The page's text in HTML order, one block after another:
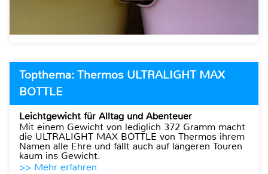
Topthema: Thermos ULTRALIGHT MAX
BOTTLE
Leichtgewicht für Alltag und Abenteuer
Mit einem Gewicht von lediglich 372 Gramm macht
die ULTRALIGHT MAX BOTTLE von Thermos ihrem
Namen alle Ehre und fällt auch auf längeren Touren
kaum ins Gewicht.
>> Mehr erfahren